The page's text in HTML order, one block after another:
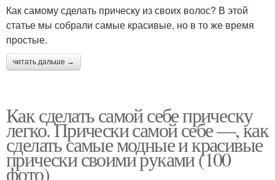
Как самому сделать прическу из своих волос? В этой
статье мы собрали самые красивые, но в то же время
простые.
читать дальше →
Как сделать самой себе прическу
легко. Прически самой себе —, как
сделать самые модные и красивые
прически своими руками (100
фото)